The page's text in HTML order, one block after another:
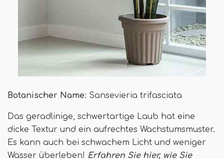
Botanischer Name: Sansevieria trifasciata
Das geradlinige, schwertartige Laub hat eine
dicke Textur und ein aufrechtes Wachstumsmuster.
Es kann auch bei schwachem Licht und weniger
Wasser überleben! Erfahren Sie hier, wie Sie